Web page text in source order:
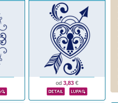
od 3,83 €